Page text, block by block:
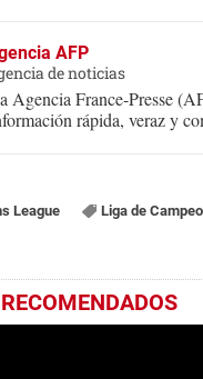
AFP
de noticias
Agencia France-Presse
rápida, veraz y
League Liga de